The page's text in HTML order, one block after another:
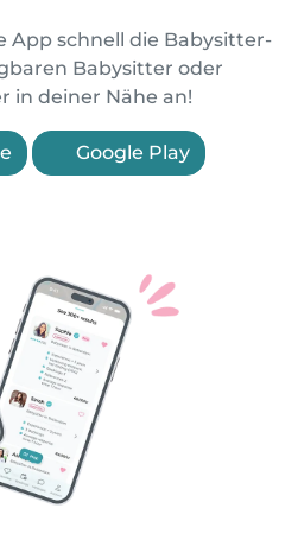
App schnell die Babysitter-
Babysitter oder
in deiner Nähe an!
Google Play